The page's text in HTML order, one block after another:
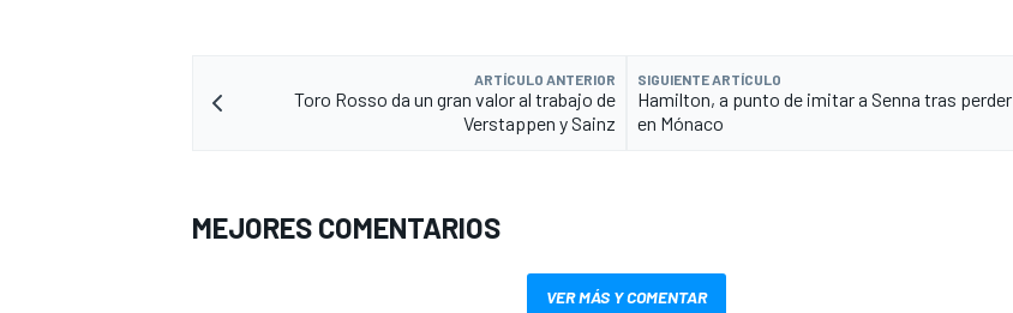
ARTÍCULO ANTERIOR
Toro Rosso da un gran valor al trabajo de
Verstappen y Sainz
SIGUIENTE ARTÍCULO
Hamilton, a punto de imitar a Senna tras perder
en Mónaco
MEJORES COMENTARIOS
VER MÁS Y COMENTAR